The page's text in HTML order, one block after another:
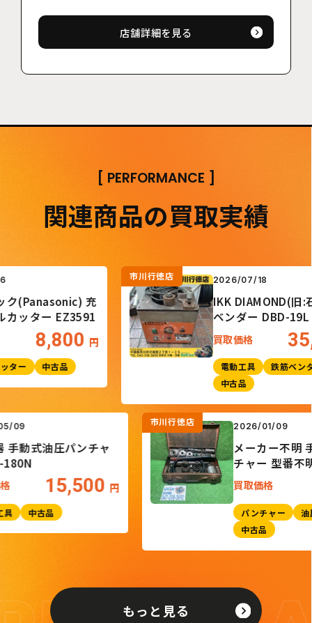
店舗詳細を見る
[ PERFORMANCE ]
関連商品の買取実績
充
ター EZ3591
8,800 円
中古品
市川行徳店 2026/07/18
IKK DIAMOND(旧:石原
ベンダー DBD-19L
買取価格
電動工具
鉄筋ベンダー
中古品
05/09
動式油圧パンチャ
HP-180N
価格 15,500
圧工具 中古品
市川行徳店 2026/01/09
メーカー
チャー 型
買取価格
パンチャー
中古品
もっと見る